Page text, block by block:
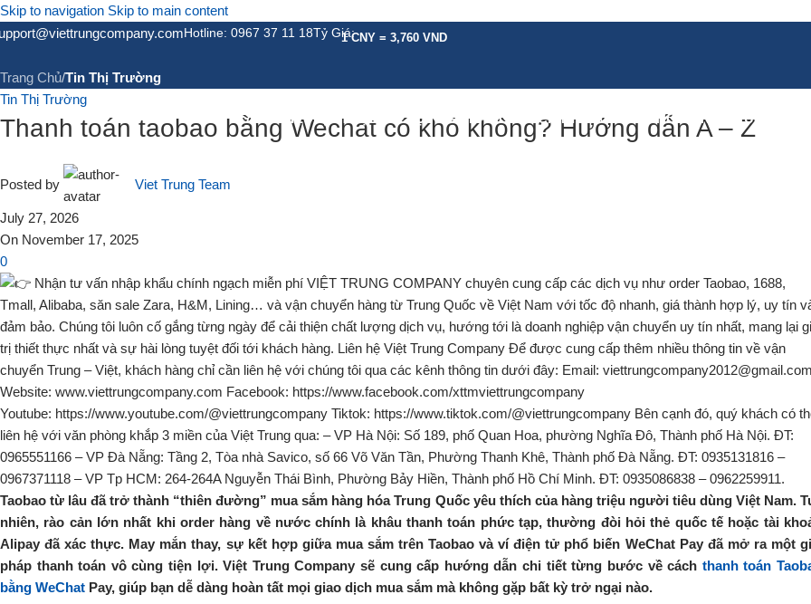
Skip to navigation Skip to main content
Hotline: 0967 37 11 18Tỷ Giá:1 CNY = 3,760 VND
GIỚI THIỆUDỊCH VỤ DỊCH VỤ KHÁCBẢNG GIÁ CHÍNH SÁCH HƯỚNG DẪN TIN TỨC
Tin Tức
Trang Chủ/Tin Thị Trường
Tin Thị Trường
Thanh toán taobao bằng Wechat có khó không? Hướng dẫn A – Z
Posted by Viet Trung Team
July 27, 2026
On November 17, 2025
0
Taobao từ lâu đã trở thành “thiên đường” mua sắm hàng hóa Trung Quốc yêu thích của hàng triệu người tiêu dùng Việt Nam.
nhiên, rào cản lớn nhất khi order hàng về nước chính là khâu thanh toán phức tạp, thường đòi hỏi thẻ quốc tế hoặc tài
Alipay đã xác thực. May mắn thay, sự kết hợp giữa mua sắm trên Taobao và ví điện tử phổ biến WeChat Pay đã mở ra một
pháp thanh toán vô cùng tiện lợi. Việt Trung Company sẽ cung cấp hướng dẫn chi tiết từng bước về cách thanh toán
bằng WeChat Pay, giúp bạn dễ dàng hoàn tất mọi giao dịch mua sắm mà không gặp bất kỳ trở ngại nào.